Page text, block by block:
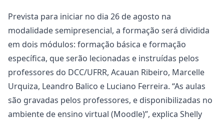
Prevista para iniciar no dia 26 de agosto na
modalidade semipresencial, a formação será dividida
em dois módulos: formação básica e formação
específica, que serão lecionadas e instruídas pelos
professores do DCC/UFRR, Acauan Ribeiro, Marcelle
Urquiza, Leandro Balico e Luciano Ferreira. “As aulas
são gravadas pelos professores, e disponibilizadas no
ambiente de ensino virtual (Moodle)”, explica Shelly